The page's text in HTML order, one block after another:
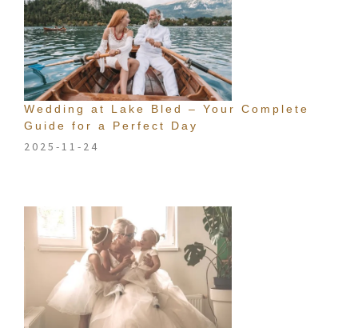
Wedding at Lake Bled – Your Complete
Guide for a Perfect Day
2025-11-24